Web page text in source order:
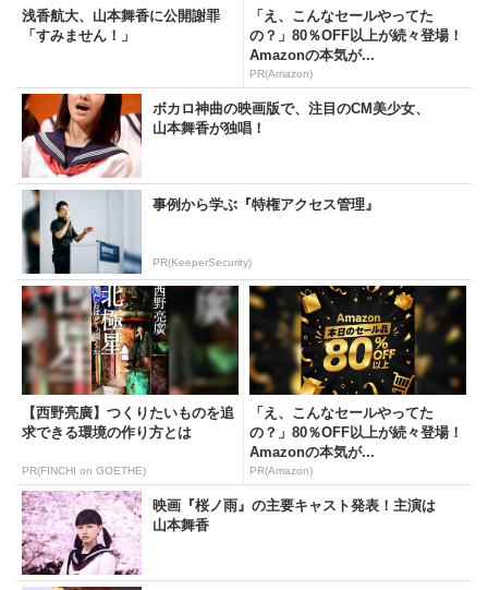
浅香航大、山本舞香に公開謝罪
「すみません！」
「え、こんなセールやってた
の？」80％OFF以上が続々登場！
Amazonの本気が...
PR(Amazon)
ボカロ神曲の映画版で、注目のCM美少女、
山本舞香が独唱！
事例から学ぶ『特権アクセス管理』
PR(KeeperSecurity)
【西野亮廣】つくりたいものを追
求できる環境の作り方とは
PR(FINCHI on GOETHE)
「え、こんなセールやってた
の？」80％OFF以上が続々登場！
Amazonの本気が...
PR(Amazon)
映画『桜ノ雨』の主要キャスト発表！主演は
山本舞香